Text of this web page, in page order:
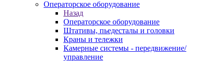
Операторское оборудование
Назад
Операторское оборудование
Штативы, пьедесталы и головки
Краны и тележки
Камерные системы - передвижение/
управление